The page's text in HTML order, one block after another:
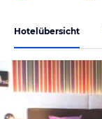
Hotelübersicht